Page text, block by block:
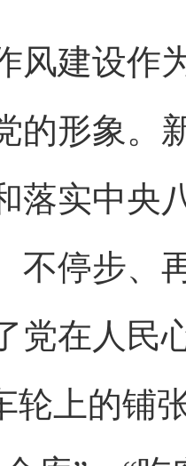
建设作为
的形象。
落实中央
不停步、
党在人民
轮上的铺